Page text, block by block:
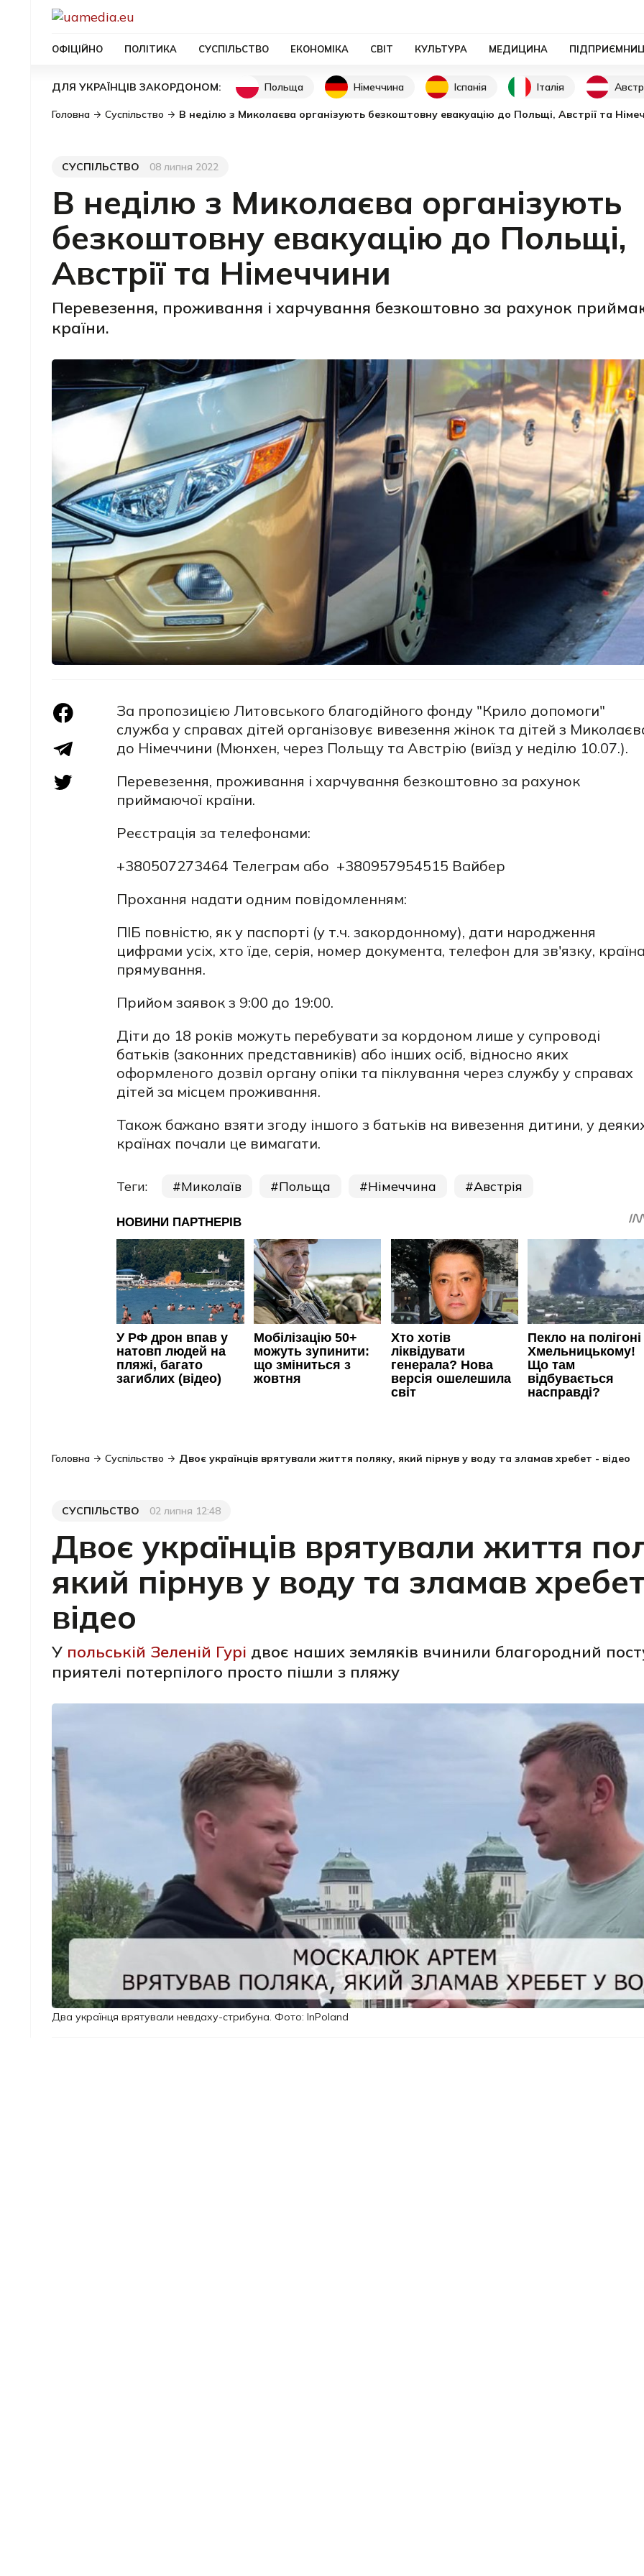
ОФІЦІЙНО ПОЛІТИКА СУСПІЛЬСТВО ЕКОНОМІКА СВІТ КУЛЬТУРА МЕДИЦИНА
ДЛЯ УКРАЇНЦІВ ЗАКОРДОНОМ: Польща Німеччина Іспанія Італія
Головна Суспільство В неділю з Миколаєва організують безкоштовну евакуацію до Польщі, Австрії та
Категорія
СУСПІЛЬСТВО
Дата публікації08 липня 2022
В неділю з Миколаєва організують
безкоштовну евакуацію до Польщі,
Австрії та Німеччини
Перевезення, проживання і харчування безкоштовно за рахунок
країни.
За пропозицією Литовського благодійного фонду "Крило допомоги"
служба у справах дітей організовує вивезення жінок та дітей з
до Німеччини (Мюнхен, через Польщу та Австрію (виїзд у неділю 10.07.).
Перевезення, проживання і харчування безкоштовно за рахунок
приймаючої країни.
Реєстрація за телефонами:
+380507273464 Телеграм або +380957954515 Вайбер
Прохання надати одним повідомленням:
ПІБ повністю, як у паспорті (у т.ч. закордонному), дати народження
цифрами усіх, хто їде, серія, номер документа, телефон для зв'язку,
прямування.
Прийом заявок з 9:00 до 19:00.
Діти до 18 років можуть перебувати за кордоном лише у супроводі
батьків (законних представників) або інших осіб, відносно яких
оформленого дозвіл органу опіки та піклування через службу у справах
дітей за місцем проживання.
Також бажано взяти згоду іншого з батьків на вивезення дитини, у
країнах почали це вимагати.
Теги: Миколаїв Польща Німеччина Австрія
Головна Суспільство Двоє українців врятували життя поляку, який пірнув у воду та зламав хребет - відео
Категорія
СУСПІЛЬСТВО
Дата публікації02 липня 12:48
Двоє українців врятували життя
який пірнув у воду та зламав
відео
У польській Зеленій Гурі двоє наших земляків вчинили благородний
приятелі потерпілого просто пішли з пляжу
Два українця врятували невдаху-стрибуна. Фото: InPoland